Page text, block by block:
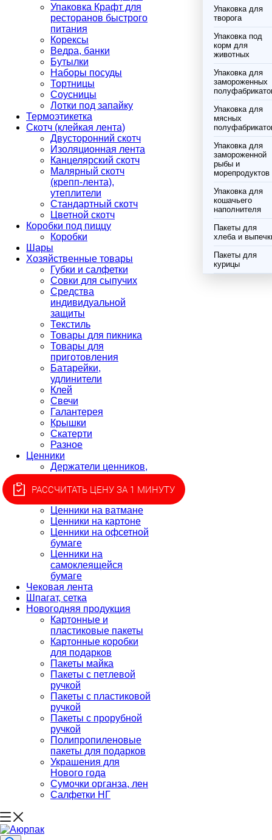
Упаковка Крафт для
ресторанов быстрого
питания
Корексы
Ведра, банки
Бутылки
Наборы посуды
Тортницы
Соусницы
Лотки под запайку
Термоэтикетка
Скотч (клейкая лента)
Двусторонний скотч
Изоляционная лента
Канцелярский скотч
Малярный скотч
(крепп-лента),
утеплители
Стандартный скотч
Цветной скотч
Коробки под пиццу
Коробки
Шары
Хозяйственные товары
Губки и салфетки
Совки для сыпучих
Средства
индивидуальной
защиты
Текстиль
Товары для пикника
Товары для
приготовления
Батарейки,
удлинители
Клей
Свечи
Галантерея
Крышки
Скатерти
Разное
Ценники
Держатели ценников,
монетницы
Ценники для этикет-
Ценники на ватмане
Ценники на картоне
Ценники на офсетной
бумаге
Ценники на
самоклеящейся
бумаге
Чековая лента
Шпагат, сетка
Новогодняя продукция
Картонные и
пластиковые пакеты
Картонные коробки
для подарков
Пакеты майка
Пакеты с петлевой
ручкой
Пакеты с пластиковой
ручкой
Пакеты с прорубной
ручкой
Полипропиленовые
пакеты для подарков
Украшения для
Нового года
Сумочки органза, лен
Салфетки НГ
Упаковка для
творога
Упаковка под
корм для
животных
Упаковка для
замороженных
Упаковка для
мясных
Упаковка для
замороженной
рыбы и
морепродуктов
Упаковка для
кошачьего
наполнителя
Пакеты для
хлеба и
Пакеты для
курицы
РАССЧИТАТЬ ЦЕНУ ЗА 1 МИНУТУ